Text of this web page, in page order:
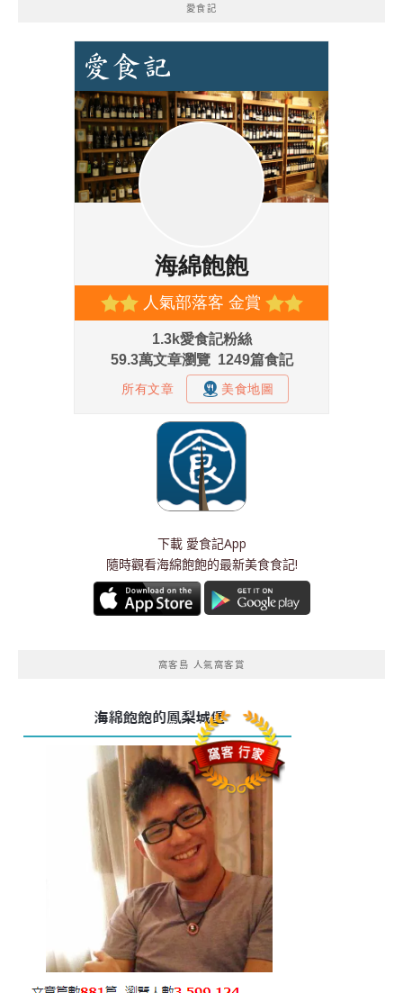
愛食記
下載 愛食記App
隨時觀看海綿飽飽的最新美食食記!
窩客島 人氣窩客賞